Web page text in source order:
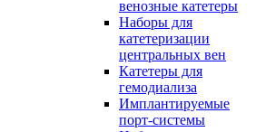
венозные катетеры
Наборы для
катетеризации
центральных вен
Катетеры для
гемодиализа
Имплантируемые
порт‑системы